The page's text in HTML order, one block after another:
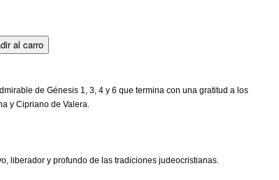
de Génesis 1, 3, 4 y 6 que termina con una gratitud a los
y Cipriano de Valera.
liberador y profundo de las tradiciones judeocristianas.